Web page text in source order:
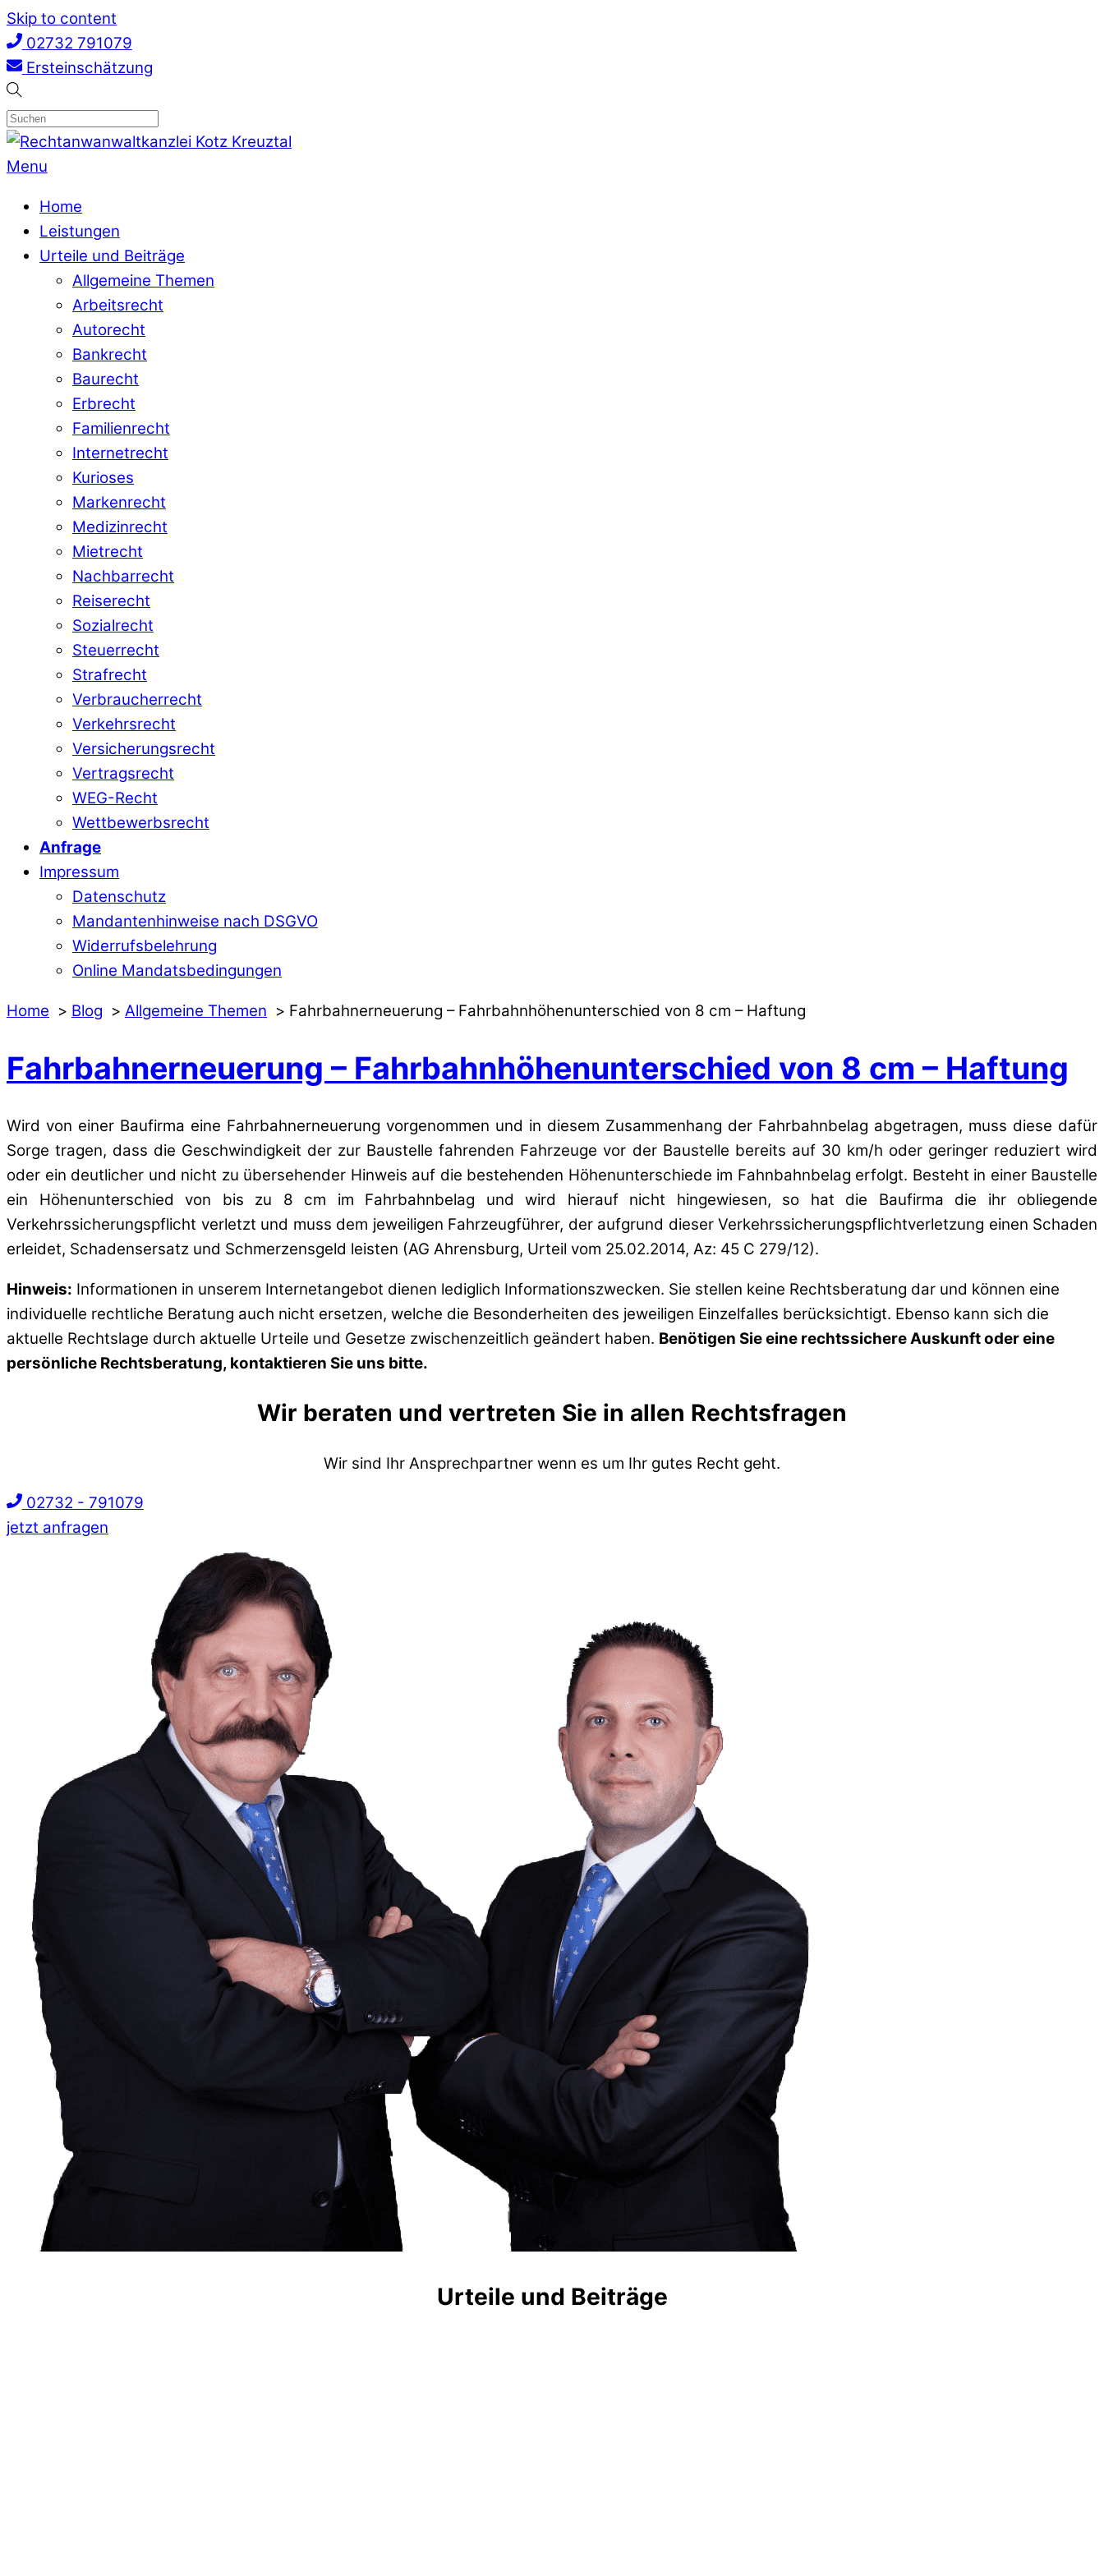
Skip to content
02732 791079
Ersteinschätzung
Menu
Home
Leistungen
Urteile und Beiträge
Allgemeine Themen
Arbeitsrecht
Autorecht
Bankrecht
Baurecht
Erbrecht
Familienrecht
Internetrecht
Kurioses
Markenrecht
Medizinrecht
Mietrecht
Nachbarrecht
Reiserecht
Sozialrecht
Steuerrecht
Strafrecht
Verbraucherrecht
Verkehrsrecht
Versicherungsrecht
Vertragsrecht
WEG-Recht
Wettbewerbsrecht
Anfrage
Impressum
Datenschutz
Mandantenhinweise nach DSGVO
Widerrufsbelehrung
Online Mandatsbedingungen
Home Blog Allgemeine Themen Fahrbahnerneuerung – Fahrbahnhöhenunterschied von 8 cm – Haftung
Fahrbahnerneuerung – Fahrbahnhöhenunterschied von 8 cm – Haftung
Wird von einer Baufirma eine Fahrbahnerneuerung vorgenommen und in diesem Zusammenhang der Fahrbahnbelag abgetragen, muss diese dafür
Sorge tragen, dass die Geschwindigkeit der zur Baustelle fahrenden Fahrzeuge vor der Baustelle bereits auf 30 km/h oder geringer reduziert wird
oder ein deutlicher und nicht zu übersehender Hinweis auf die bestehenden Höhenunterschiede im Fahnbahnbelag erfolgt. Besteht in einer Baustelle
ein Höhenunterschied von bis zu 8 cm im Fahrbahnbelag und wird hierauf nicht hingewiesen, so hat die Baufirma die ihr obliegende
Verkehrssicherungspflicht verletzt und muss dem jeweiligen Fahrzeugführer, der aufgrund dieser Verkehrssicherungspflichtverletzung einen Schaden
erleidet, Schadensersatz und Schmerzensgeld leisten (AG Ahrensburg, Urteil vom 25.02.2014, Az: 45 C 279/12).
Hinweis: Informationen in unserem Internetangebot dienen lediglich Informationszwecken. Sie stellen keine Rechtsberatung dar und können eine
individuelle rechtliche Beratung auch nicht ersetzen, welche die Besonderheiten des jeweiligen Einzelfalles berücksichtigt. Ebenso kann sich die
aktuelle Rechtslage durch aktuelle Urteile und Gesetze zwischenzeitlich geändert haben. Benötigen Sie eine rechtssichere Auskunft oder eine
persönliche Rechtsberatung, kontaktieren Sie uns bitte.
Wir beraten und vertreten Sie in allen Rechtsfragen
Wir sind Ihr Ansprechpartner wenn es um Ihr gutes Recht geht.
02732 - 791079
jetzt anfragen
Urteile und Beiträge